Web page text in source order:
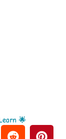
🌟